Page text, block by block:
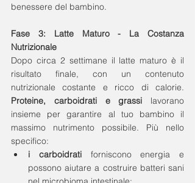
benessere del bambino.
Fase 3: Latte Maturo - La Costanza
Nutrizionale
Dopo circa 2 settimane il latte maturo è il
risultato finale, con un contenuto
Proteine, carboidrati e grassi lavorano
insieme per garantire al tuo bambino il
massimo nutrimento possibile. Più nello
specifico:
i carboidrati forniscono energia e
possono aiutare a costruire batteri sani